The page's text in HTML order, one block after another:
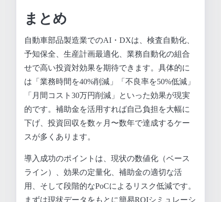
まとめ
自動車部品製造業でのAI・DXは、検査自動化、
予知保全、生産計画最適化、業務自動化の組合
せで高い投資対効果を期待できます。具体的に
は「業務時間を40%削減」「不良率を50%低減」
「月間コスト30万円削減」といった効果が現実
的です。補助金を活用すれば自己負担を大幅に
下げ、投資回収を数ヶ月〜数年で達成するケー
スが多くあります。
導入成功のポイントは、現状の数値化（ベース
ライン）、効果の定量化、補助金の適切な活
用、そして段階的なPoCによるリスク低減です。
まずは現状データをもとに簡易ROIシミュレーシ